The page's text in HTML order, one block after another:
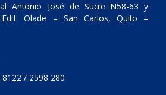
Antonio José de Sucre N58-63 y
Edif. Olade – San Carlos, Quito –
/ 2598 280